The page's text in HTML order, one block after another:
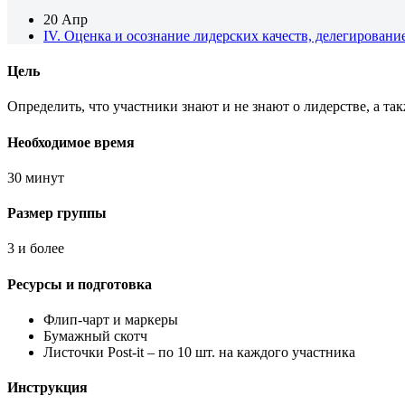
20 Апр
IV. Оценка и осознание лидерских качеств,
Цель
Определить, что участники знают и не знают о лидерстве, а
Необходимое время
30 минут
Размер группы
3 и более
Ресурсы и подготовка
Флип-чарт и маркеры
Бумажный скотч
Листочки Post-it – по 10 шт. на каждого участника
Инструкция